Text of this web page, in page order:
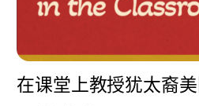
在课堂上教授犹太裔